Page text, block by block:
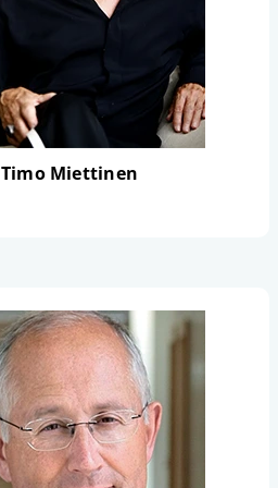
Timo Miettinen